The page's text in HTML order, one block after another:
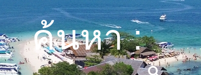
ค้นหา :